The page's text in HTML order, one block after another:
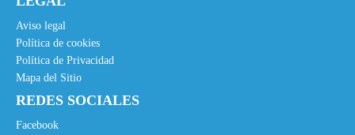
Aviso legal
Política de cookies
Política de Privacidad
Mapa del Sitio
REDES SOCIALES
Facebook